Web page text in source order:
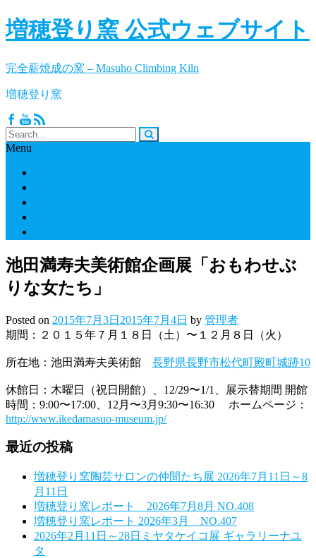
増穂登り窯 公式ウェブサイト
完全薪焼成の窯 – Masuho Climbing Kiln
増穂登り窯
Menu
池田満寿夫美術館企画展「おもわせぶ
りな女たち」
Posted on 2015年7月3日 2015年7月4日 by 管理者
期間：２０１５年７月１８日（土）〜１２月８日（火）
所在地：池田満寿夫美術館 長野県長野市松代町殿町城跡10
休館日：木曜日（祝日開館）、12/29〜1/1、展示替期間 開館
時間：9:00〜17:00、12月〜3月9:30〜16:30 ホームページ：
http://www.ikedamasuo-museum.jp/
最近の投稿
増穂登り窯陶芸サロンの仲間たち展 2026年7月11日～8
月11日
増穂登り窯レポート 2026年7月8月 NO.408
増穂登り窯レポート 2026年3月 NO.407
2026年2月11日～28日ミヤタケイコ展 ギャラリーナユ
タ